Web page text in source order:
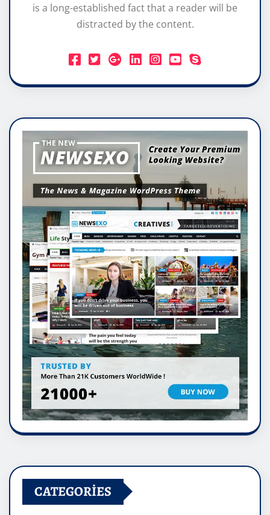
is a long-established fact that a reader will be
distracted by the content.
CATEGORIES